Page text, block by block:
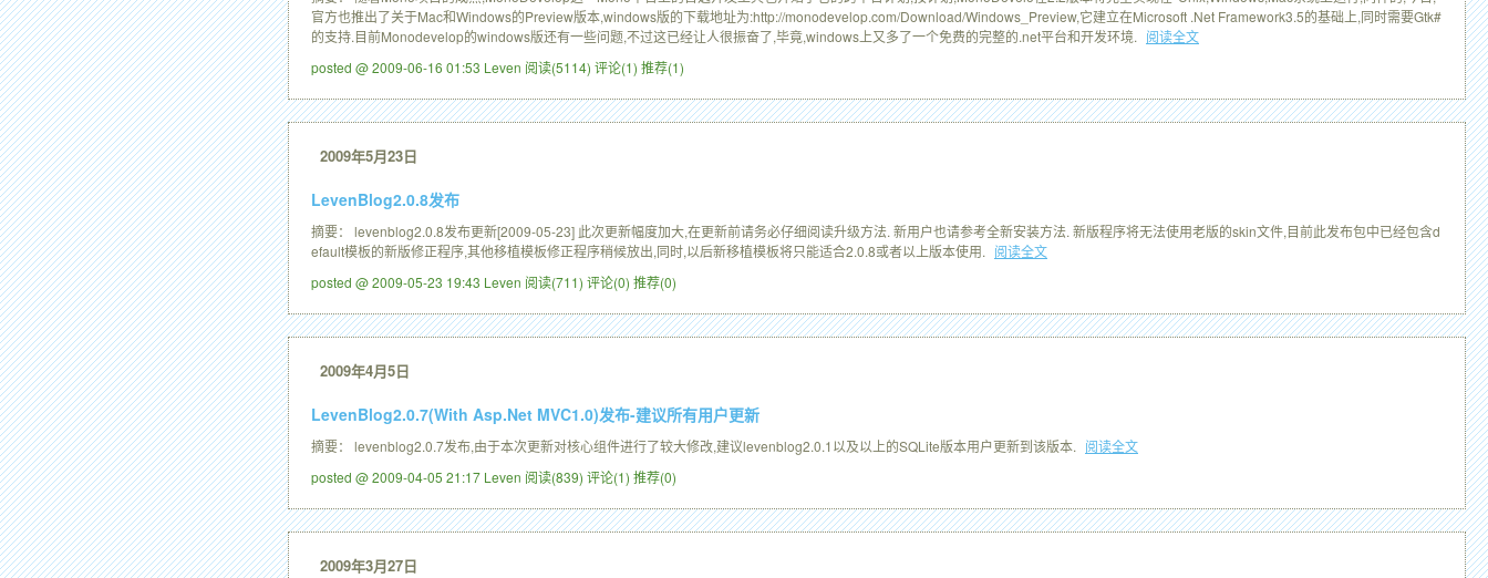
官方也推出了关于Mac和Windows的Preview版本,windows版的下载地址为:http://monodevelop.com/Download/Windows_Preview,它建立在Microsoft .Net Framework3.5的基础上,同时需要Gtk#
的支持.目前Monodevelop的windows版还有一些问题,不过这已经让人很振奋了,毕竟,windows上又多了一个免费的完整的.net平台和开发环境. 阅读全文
posted @ 2009-06-16 01:53 Leven 阅读(5114) 评论(1) 推荐(1)
2009年5月23日
LevenBlog2.0.8发布
摘要： levenblog2.0.8发布更新[2009-05-23] 此次更新幅度加大,在更新前请务必仔细阅读升级方法. 新用户也请参考全新安装方法. 新版程序将无法使用老版的skin文件,目前此发布包中已经包含d
efault模板的新版修正程序,其他移植模板修正程序稍候放出,同时,以后新移植模板将只能适合2.0.8或者以上版本使用. 阅读全文
posted @ 2009-05-23 19:43 Leven 阅读(711) 评论(0) 推荐(0)
2009年4月5日
LevenBlog2.0.7(With Asp.Net MVC1.0)发布-建议所有用户更新
摘要： levenblog2.0.7发布,由于本次更新对核心组件进行了较大修改,建议levenblog2.0.1以及以上的SQLite版本用户更新到该版本. 阅读全文
posted @ 2009-04-05 21:17 Leven 阅读(839) 评论(1) 推荐(0)
2009年3月27日